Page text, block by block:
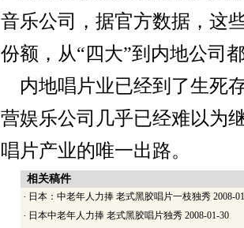
音乐公司，据官方数据，这
份额，从“四大”到内地公司
内地唱片业已经到了生死
营娱乐公司几乎已经难以为
唱片产业的唯一出路。
相关稿件
· 日本：中老年人力捧 老式黑胶唱片一枝独秀 2008-
· 日本中老年人力捧 老式黑胶唱片独秀 2008-01-30